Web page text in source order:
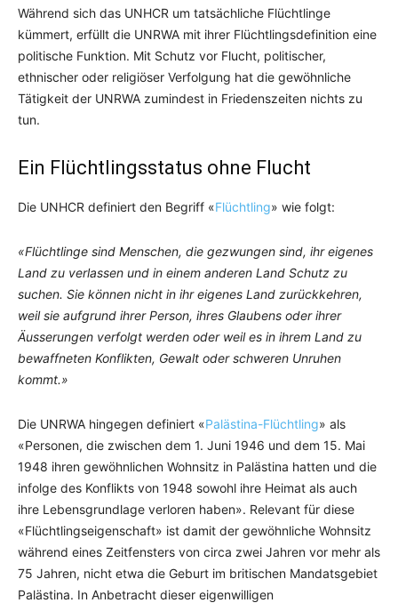
Während sich das UNHCR um tatsächliche Flüchtlinge
kümmert, erfüllt die UNRWA mit ihrer Flüchtlingsdefinition eine
politische Funktion. Mit Schutz vor Flucht, politischer,
ethnischer oder religiöser Verfolgung hat die gewöhnliche
Tätigkeit der UNRWA zumindest in Friedenszeiten nichts zu
tun.
Ein Flüchtlingsstatus ohne Flucht
Die UNHCR definiert den Begriff «Flüchtling» wie folgt:
«Flüchtlinge sind Menschen, die gezwungen sind, ihr eigenes
Land zu verlassen und in einem anderen Land Schutz zu
suchen. Sie können nicht in ihr eigenes Land zurückkehren,
weil sie aufgrund ihrer Person, ihres Glaubens oder ihrer
Äusserungen verfolgt werden oder weil es in ihrem Land zu
bewaffneten Konflikten, Gewalt oder schweren Unruhen
kommt.»
Die UNRWA hingegen definiert «Palästina-Flüchtling» als
«Personen, die zwischen dem 1. Juni 1946 und dem 15. Mai
1948 ihren gewöhnlichen Wohnsitz in Palästina hatten und die
infolge des Konflikts von 1948 sowohl ihre Heimat als auch
ihre Lebensgrundlage verloren haben». Relevant für diese
«Flüchtlingseigenschaft» ist damit der gewöhnliche Wohnsitz
während eines Zeitfensters von circa zwei Jahren vor mehr als
75 Jahren, nicht etwa die Geburt im britischen Mandatsgebiet
Palästina. In Anbetracht dieser eigenwilligen